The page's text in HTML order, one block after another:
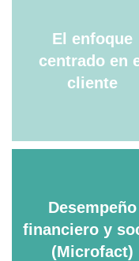
El enfoque
centrado en
cliente
Desempeño
financiero y
(Microfact)